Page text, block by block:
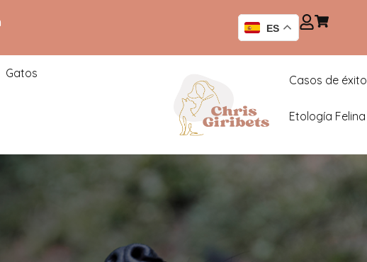
ES
Gatos Casos de éxito
Etología Felina